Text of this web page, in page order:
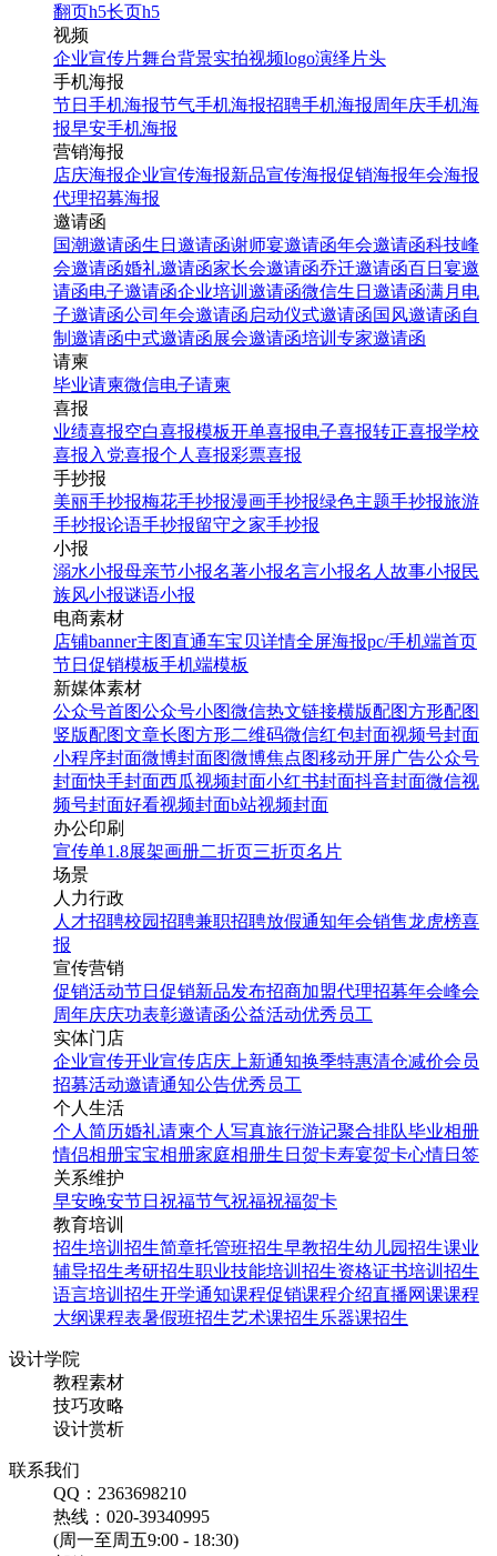
翻页h5长页h5
视频
企业宣传片舞台背景实拍视频logo演绎 片头
手机海报
节日手机海报节气手机海报招聘手机海报周年庆手机海
报早安手机海报
营销海报
店庆海报企业宣传海报新品宣传海报促销海报年会海报
代理招募海报
邀请函
国潮邀请函生日邀请函谢师宴邀请函年会邀请函科技峰
会邀请函婚礼邀请函家长会邀请函乔迁邀请函百日宴邀
请函电子邀请函企业培训邀请函微信生日邀请函满月电
子邀请函公司年会邀请函 启动仪式邀请函国风邀请函自
制邀请函中式邀请函展会邀请函培训专家邀请函
请柬
毕业请柬微信电子请柬
喜报
业绩喜报空白喜报模板开单喜报电子喜报转正喜报学校
喜报 入党喜报个人喜报彩票喜报
手抄报
美丽手抄报梅花手抄报漫画手抄报绿色主题手抄报旅游
手抄报论语手抄报留守之家手抄报
小报
溺水小报母亲节小报名著小报名言小报名人故事小报民
族风小报谜语小报
电商素材
店铺banner主图直通车宝贝详情全屏海报pc/手机端首页
节日促销模板手机端模板
新媒体素材
公众号首图公众号小图微信热文链接横版配图方形配图
竖版配图文章长图方形二维码微信红包封面视频号封面
小程序封面微博封面图微博焦点图移动开屏广告公众号
封面快手封面西瓜视频封面小红书封面抖音封面微信视
频号封面好看视频封面b站视频封面
办公印刷
宣传单1.8展架画册二折页三折页名片
场景
人力行政
人才招聘校园招聘兼职招聘放假通知年会销售龙虎榜喜
报
宣传营销
促销活动节日促销新品发布招商加盟代理招募年会峰会
周年庆庆功表彰邀请函公益活动优秀员工
实体门店
企业宣传开业宣传店庆 上新通知换季特惠清仓减价会员
招募活动邀请通知公告优秀员工
个人生活
个人简历婚礼请柬个人写真旅行游记聚合排队毕业相册
情侣相册宝宝相册家庭相册生日贺卡寿宴贺卡心情日签
关系维护
早安晚安节日祝福节气祝福祝福贺卡
教育培训
招生培训 招生简章托管班招生早教招生幼儿园招生课业
辅导招生考研招生职业技能培训招生资格证书培训招生
语言培训招生开学通知课程促销课程介绍直播网课课程
大纲课程表暑假班招生艺术课招生乐器课招生
设计学院
教程素材
技巧攻略
设计赏析
联系我们
QQ：2363698210
热线：020-39340995
(周一至周五9:00 - 18:30)